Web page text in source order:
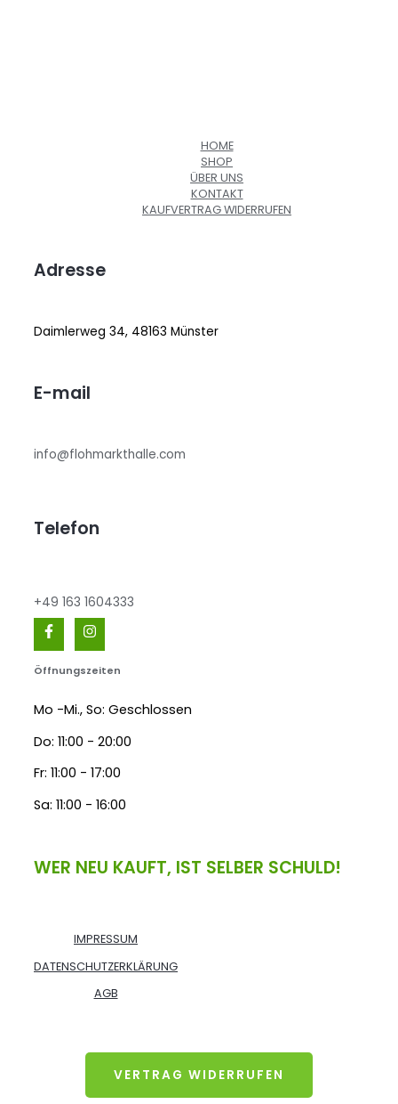
HOME
SHOP
ÜBER UNS
KONTAKT
KAUFVERTRAG WIDERRUFEN
Adresse
Daimlerweg 34, 48163 Münster
E-mail
info@flohmarkthalle.com
Telefon
+49 163 1604333
Öffnungszeiten
Mo -Mi., So: Geschlossen
Do: 11:00 - 20:00
Fr: 11:00 - 17:00
Sa: 11:00 - 16:00
WER NEU KAUFT, IST SELBER SCHULD!
IMPRESSUM
DATENSCHUTZERKLÄRUNG
AGB
VERTRAG WIDERRUFEN